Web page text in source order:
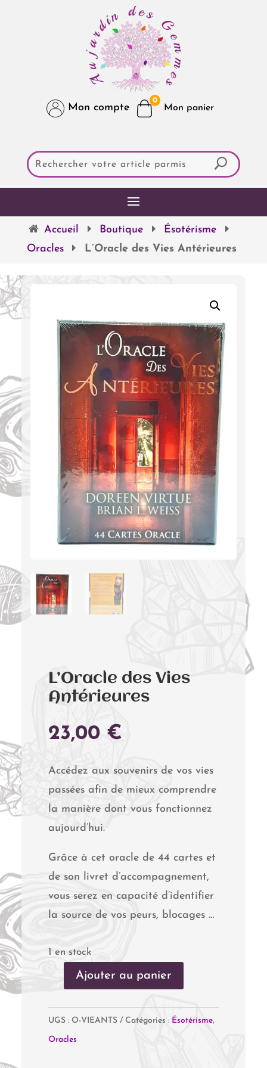
Mon compte
0
Accueil Boutique
Ésotérisme
Oracles
L’Oracle des Vies Antérieures
L’Oracle des Vies
Antérieures
23,00 €
Accédez aux souvenirs de vos vies
passées afin de mieux comprendre
la manière dont vous fonctionnez
aujourd’hui.
Grâce à cet oracle de 44 cartes et
de son livret d’accompagnement,
vous serez en capacité d’identifier
la source de vos peurs, blocages …
1 en stock
quantité
L'Oracle
des
Ajouter au panier
UGS : O-VIEANTS Catégories : Ésotérisme,
Oracles